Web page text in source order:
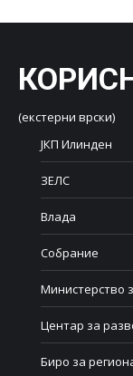
(екстерни врски)
ЈКП Илинден
ЗЕЛС
Влада
Собрание
Министерство
Центар за
Биро за